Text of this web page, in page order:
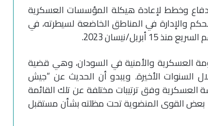
وخطط لإعادة هيكلة المؤسسات العسكرية
والإدارة في المناطق الخاضعة لسيطرته، في
نيسان 2023.
العسكرية والأمنية في السودان، وهي قضية
السنوات الأخيرة. ويبدو أن الحديث عن “جيش
العسكرية وفق ترتيبات مختلفة عن تلك القائمة
بعض القوى المنضوية تحت مظلته بشأن مستقبل